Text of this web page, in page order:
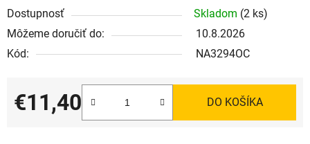
Dostupnosť Skladom (2 ks)
Môžeme doručiť do:
10.8.2026
Kód:
NA3294OC
€11,40
Jednotková cena:
DO KOŠÍKA